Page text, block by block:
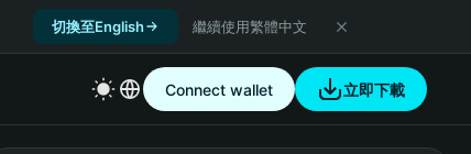
切換至English 繼續使用繁體中文
Connect wallet 立即下載